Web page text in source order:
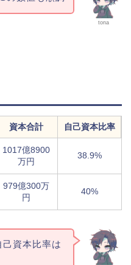
tona
資本合計 自己資本比率
1017億8900
万円
38.9%
979億300万
円
40%
資本比率は